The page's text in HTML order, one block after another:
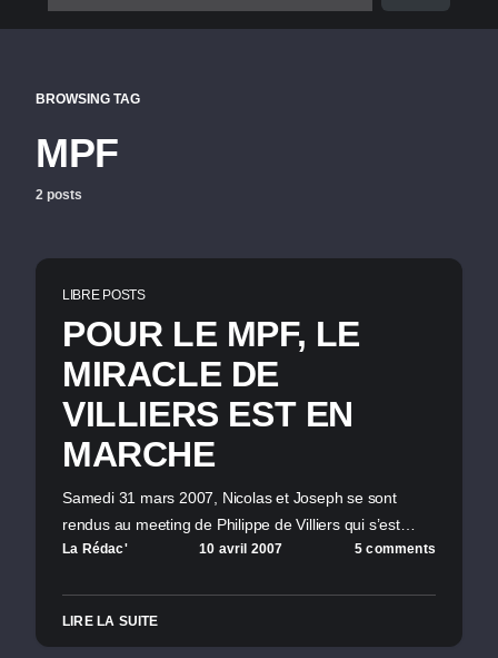
BROWSING TAG
MPF
2 posts
LIBRE POSTS
POUR LE MPF, LE
MIRACLE DE
VILLIERS EST EN
MARCHE
Samedi 31 mars 2007, Nicolas et Joseph se sont
rendus au meeting de Philippe de Villiers qui s’est…
La Rédac' 10 avril 2007 5 comments
LIRE LA SUITE